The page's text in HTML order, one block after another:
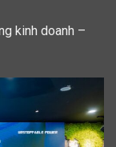
kinh doanh –